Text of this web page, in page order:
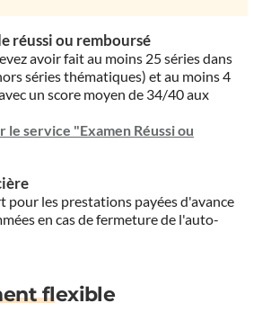
réussi ou remboursé
avoir fait au moins 25 séries dans
séries thématiques) et au moins 4
un score moyen de 34/40 aux
le service "Examen Réussi ou
pour les prestations payées d'avance
en cas de fermeture de l'auto-
flexible